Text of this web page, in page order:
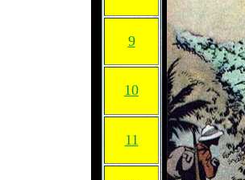
9
10
11